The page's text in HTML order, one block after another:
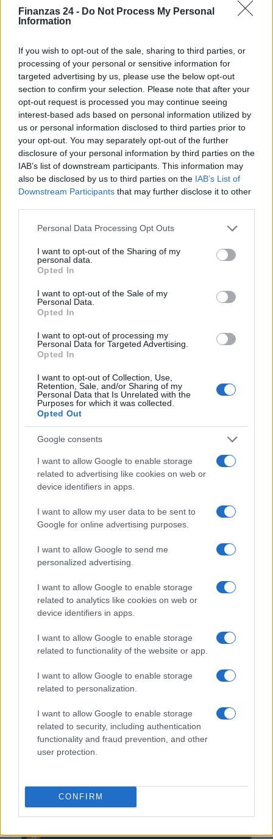
Finanzas 24 - Do Not Process My Personal
Information
If you wish to opt-out of the sale, sharing to third parties, or
processing of your personal or sensitive information for
targeted advertising by us, please use the below opt-out
section to confirm your selection. Please note that after your
opt-out request is processed you may continue seeing
interest-based ads based on personal information utilized by
us or personal information disclosed to third parties prior to
your opt-out. You may separately opt-out of the further
disclosure of your personal information by third parties on the
IAB’s list of downstream participants. This information may
also be disclosed by us to third parties on the IAB’s List of
Downstream Participants that may further disclose it to other
Please note that this website/app uses one or more Google
not limited to your visit or usage behaviour. You may click to
grant or deny consent to Google and its third-party tags to
use your data for below specified purposes in below Google
consent section.
Personal Data Processing Opt Outs
I want to opt-out of the Sharing of my
personal data.
Opted In
I want to opt-out of the Sale of my
Personal Data.
Opted In
I want to opt-out of processing my
Personal Data for Targeted Advertising.
Opted In
I want to opt-out of Collection, Use,
Retention, Sale, and/or Sharing of my
Personal Data that Is Unrelated with the
Purposes for which it was collected.
Opted Out
Google consents
I want to allow Google to enable storage
related to advertising like cookies on web or
device identifiers in apps.
I want to allow my user data to be sent to
Google for online advertising purposes.
I want to allow Google to send me
personalized advertising.
I want to allow Google to enable storage
related to analytics like cookies on web or
device identifiers in apps.
I want to allow Google to enable storage
related to functionality of the website or app.
I want to allow Google to enable storage
related to personalization.
I want to allow Google to enable storage
related to security, including authentication
functionality and fraud prevention, and other
user protection.
CONFIRM
Sigue leyendo
FINANZAS
Identifica y elimina suscripciones, fees y compras impulsivas
Marta Ruiz · 8 Ago 2026
FINANZAS
Cómo la crisis de refino está afectando los precios de la
Lucía Herrera · 7 Ago 2026
Intervención conjunta de Japón y EE.UU. para frenar la caída
Marta Ruiz · 7 Ago 2026
COTIZACIONES CRYPTO